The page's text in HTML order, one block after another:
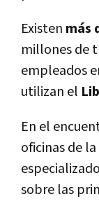
Existen más
millones de
empleados
utilizan el
En el
oficinas de
sobre las